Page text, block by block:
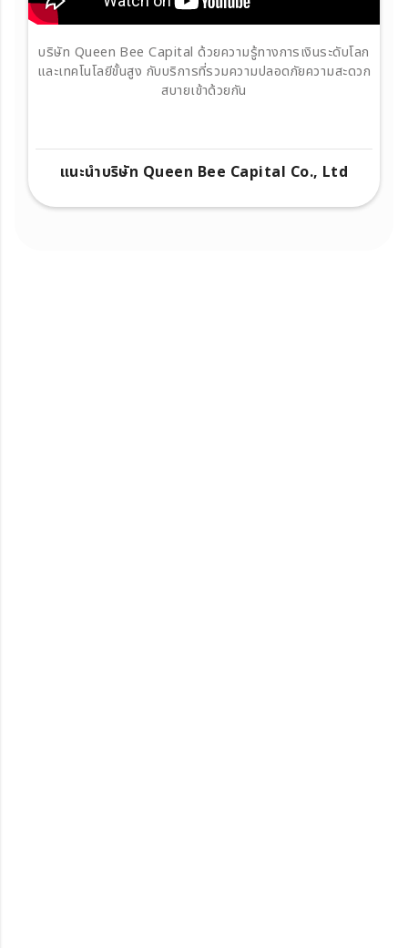
บริษัท Queen Bee Capital ด้วยความรู้ทางการเงินระดับโลก
และเทคโนโลยีขั้นสูง กับบริการที่รวมความปลอดภัยความสะดวก
สบายเข้าด้วยกัน
แนะนำบริษัท Queen Bee Capital Co., Ltd